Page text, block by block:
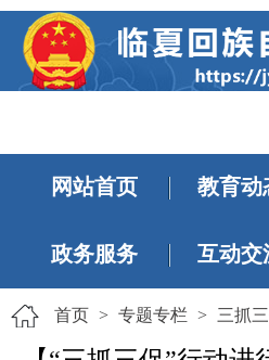
网站首页 教育动
政务服务 互动交
首页 > 专题专栏 > 三抓